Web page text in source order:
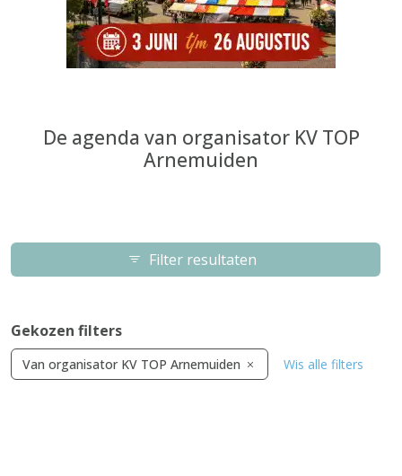
De agenda van organisator KV TOP
Arnemuiden
Filter resultaten
Gekozen filters
Van organisator KV TOP Arnemuiden Wis alle filters